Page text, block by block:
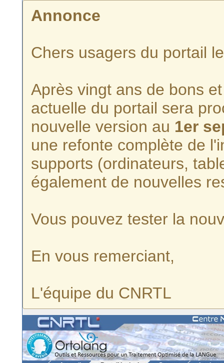
Annonce
Chers usagers du portail
Après vingt ans de bons
actuelle du portail sera
nouvelle version au 1er
une refonte complète de
supports (ordinateurs,
également de nouvelles
Vous pouvez tester la
En vous remerciant,
L'équipe du CNRTL